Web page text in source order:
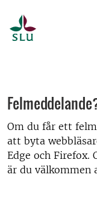
Om du får ett
att byta
Edge och Firefox.
är du